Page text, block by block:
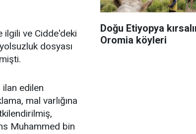
ilgili ve Cidde'deki
dosyası
edilen
mal varlığına
Muhammed bin
Doğu Etiyopya
Oromia köyleri